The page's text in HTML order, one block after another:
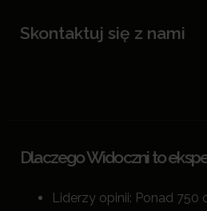
Skontaktuj się z nami
Dlaczego Widoczni to
Liderzy opinii: Ponad 750